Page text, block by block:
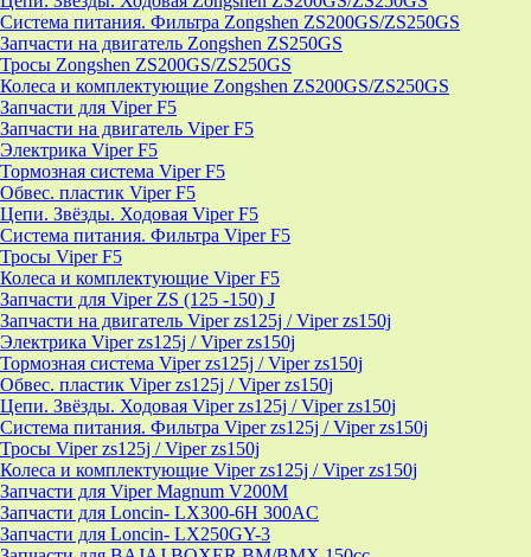
Система питания. Фильтра Zongshen ZS200GS/ZS250GS
Запчасти на двигатель Zongshen ZS250GS
Тросы Zongshen ZS200GS/ZS250GS
Колеса и комплектующие Zongshen ZS200GS/ZS250GS
Запчасти для Viper F5
Запчасти на двигатель Viper F5
Электрика Viper F5
Тормозная система Viper F5
Обвес. пластик Viper F5
Цепи. Звёзды. Ходовая Viper F5
Система питания. Фильтра Viper F5
Тросы Viper F5
Колеса и комплектующие Viper F5
Запчасти для Viper ZS (125 -150) J
Запчасти на двигатель Viper zs125j / Viper zs150j
Электрика Viper zs125j / Viper zs150j
Тормозная система Viper zs125j / Viper zs150j
Обвес. пластик Viper zs125j / Viper zs150j
Цепи. Звёзды. Ходовая Viper zs125j / Viper zs150j
Система питания. Фильтра Viper zs125j / Viper zs150j
Тросы Viper zs125j / Viper zs150j
Колеса и комплектующие Viper zs125j / Viper zs150j
Запчасти для Viper Magnum V200M
Запчасти для Loncin- LX300-6H 300AC
Запчасти для Loncin- LX250GY-3